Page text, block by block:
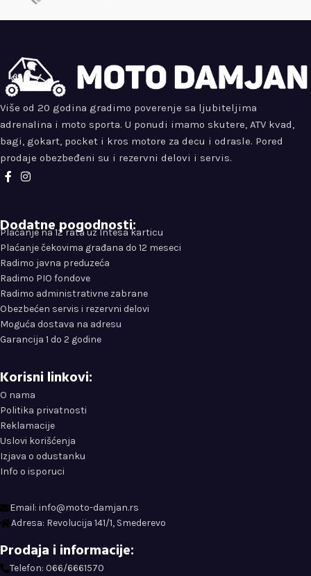
Više od 20 godina gradimo poverenje sa ljubiteljima
adrenalina i moto sporta. U ponudi imamo skutere, ATV kvad,
bagi, gokart, pocket i kros motore za decu i odrasle. Pored
prodaje obezbeđeni su i rezervni delovi i servis.
Dodatne pogodnosti:
Plaćanje na 12 rata uz Intesa karticu
Plaćanje čekovima građana do 12 meseci
Radimo javna preduzeća
Radimo PIO fondove
Radimo administrativne zabrane
Obezbećen servis i rezervni delovi
Moguća dostava na adresu
Garancija 1 do 2 godine
Korisni linkovi:
O nama
Politika privatnosti
Reklamacije
Uslovi korišćenja
Izjava o odustanku
Info o isporuci
Email: info@moto-damjan.rs
Adresa: Revolucija 141/1, Smederevo
Prodaja i informacije:
Telefon: 066/6661570